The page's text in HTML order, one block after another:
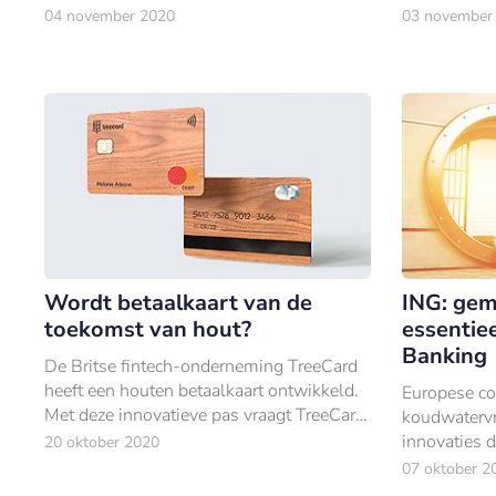
het dossier Wirecard.
04 november 2020
oprichter
03
Wordt betaalkaart van de
toekomst van hout?
De Britse fintech-onderneming TreeCard
heeft een houten betaalkaart ontwikkeld.
Met deze innovatieve pas vraagt TreeCard
aandacht voor het milieu.
20 oktober 2020
ING:
Banking
Europese
innovaties
die
07 oktober